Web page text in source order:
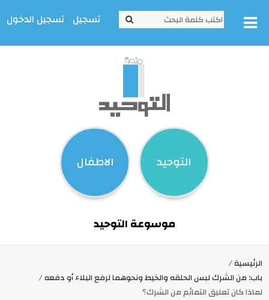
تسجيل تسجيل الدخول
التوحيد الاطفال
موسوعة التوحيد
الرئيسية
باب: من الشرك لبس الحلقه والخيط ونحوهما لرفع البلاء أو دفعه
لماذا كان تعليق التمائم من الشرك؟